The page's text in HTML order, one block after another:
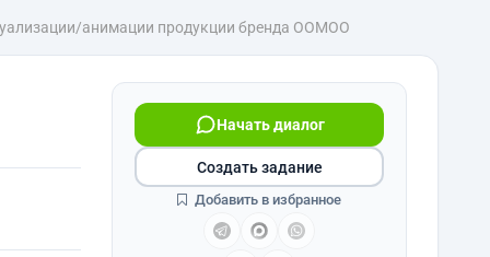
анимации продукции бренда OOMOO
Начать диалог
Создать задание
Добавить в избранное